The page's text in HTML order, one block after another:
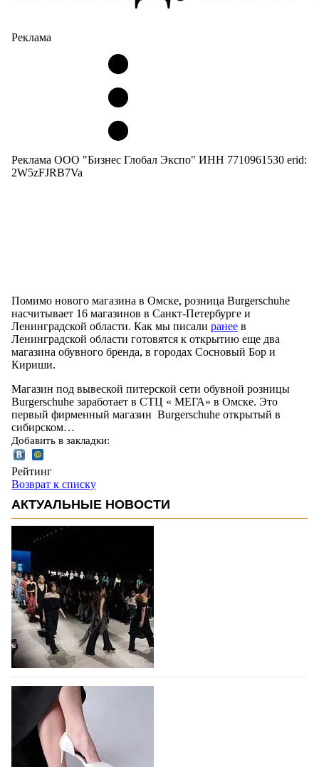
Реклама
Реклама ООО "Бизнес Глобал Экспо" ИНН 7710961530 erid:
2W5zFJRB7Va
Помимо нового магазина в Омске, розница Burgerschuhe
насчитывает 16 магазинов в Санкт-Петербурге и
Ленинградской области. Как мы писали ранее в
Ленинградской области готовятся к открытию еще два
магазина обувного бренда, в городах Сосновый Бор и
Кириши.
Магазин под вывеской питерской сети обувной розницы
Burgerschuhe заработает в СТЦ « МЕГА» в Омске. Это
первый фирменный магазин Burgerschuhe открытый в
сибирском…
Добавить в закладки:
Рейтинг
Возврат к списку
АКТУАЛЬНЫЕ НОВОСТИ
На участие в Московской неделе моды
подано 1047 заявок
На участие в седьмой Московской неделе моды,